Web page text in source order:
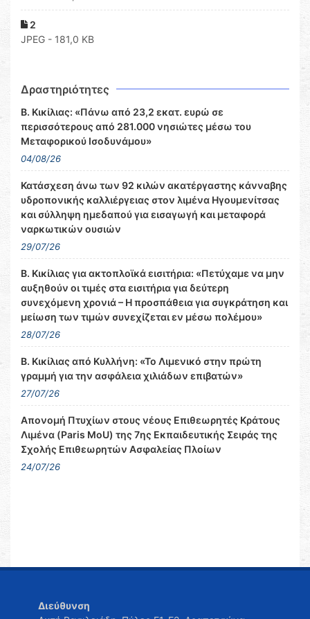
2
JPEG - 181,0 KB
Δραστηριότητες
Β. Κικίλιας: «Πάνω από 23,2 εκατ. ευρώ σε
περισσότερους από 281.000 νησιώτες μέσω του
Μεταφορικού Ισοδυνάμου»
04/08/26
Κατάσχεση άνω των 92 κιλών ακατέργαστης κάνναβης
υδροπονικής καλλιέργειας στον λιμένα Ηγουμενίτσας
και σύλληψη ημεδαπού για εισαγωγή και μεταφορά
ναρκωτικών ουσιών
29/07/26
Β. Κικίλιας για ακτοπλοϊκά εισιτήρια: «Πετύχαμε να μην
αυξηθούν οι τιμές στα εισιτήρια για δεύτερη
συνεχόμενη χρονιά – Η προσπάθεια για συγκράτηση και
μείωση των τιμών συνεχίζεται εν μέσω πολέμου»
28/07/26
Β. Κικίλιας από Κυλλήνη: «Το Λιμενικό στην πρώτη
γραμμή για την ασφάλεια χιλιάδων επιβατών»
27/07/26
Απονομή Πτυχίων στους νέους Επιθεωρητές Κράτους
Λιμένα (Paris MoU) της 7ης Εκπαιδευτικής Σειράς της
Σχολής Επιθεωρητών Ασφαλείας Πλοίων
24/07/26
Διεύθυνση